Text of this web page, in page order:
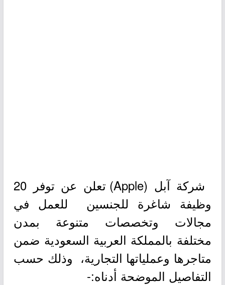
شركة آبل (Apple) تعلن عن توفر 20
وظيفة شاغرة للجنسين للعمل في
مجالات وتخصصات متنوعة بمدن
مختلفة بالمملكة العربية السعودية ضمن
متاجرها وعملياتها التجارية، وذلك حسب
التفاصيل الموضحة أدناه:-